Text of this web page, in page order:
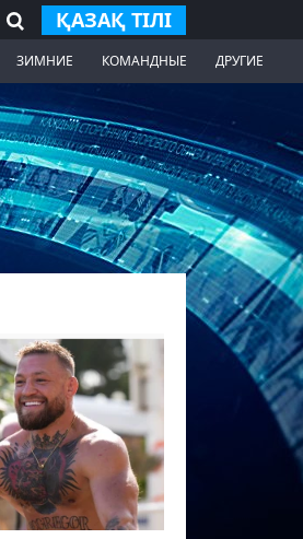
ҚАЗАҚ ТІЛІ
ЗИМНИЕ КОМАНДНЫЕ ДРУГИЕ